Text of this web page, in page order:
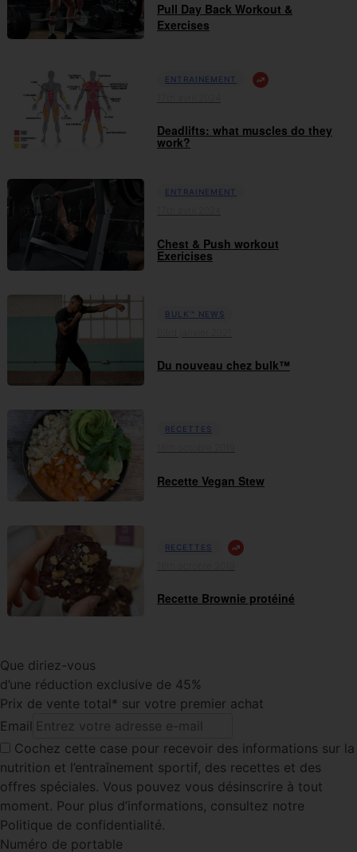
Pull Day Back Workout &
Exercises
ENTRAINEMENT
Deadlifts: what muscles do they
work?
ENTRAINEMENT
Chest & Push workout
Exericises
BULK™ NEWS
Du nouveau chez bulk™
RECETTES
Recette Vegan Stew
RECETTES
Recette Brownie protéiné
Que diriez-vous
d’une réduction exclusive de 45%
Prix de vente total* sur votre premier achat
Email
Cochez cette case pour recevoir des informations sur la
nutrition et l’entraînement sportif, des recettes et des
offres spéciales. Vous pouvez vous désinscrire à tout
moment. Pour plus d’informations, consultez notre
Politique de confidentialité.
Numéro de portable